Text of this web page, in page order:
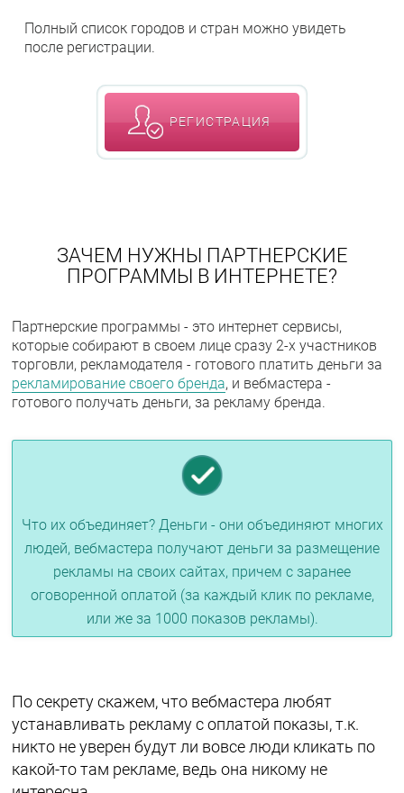
Полный список городов и стран можно увидеть
после регистрации.
РЕГИСТРАЦИЯ
ЗАЧЕМ НУЖНЫ ПАРТНЕРСКИЕ
ПРОГРАММЫ В ИНТЕРНЕТЕ?
Партнерские программы - это интернет сервисы,
которые собирают в своем лице сразу 2-х участников
торговли, рекламодателя - готового платить деньги за
рекламирование своего бренда, и вебмастера -
готового получать деньги, за рекламу бренда.
Что их объединяет? Деньги - они объединяют многих
людей, вебмастера получают деньги за размещение
рекламы на своих сайтах, причем с заранее
оговоренной оплатой (за каждый клик по рекламе,
или же за 1000 показов рекламы).
По секрету скажем, что вебмастера любят
устанавливать рекламу с оплатой показы, т.к.
никто не уверен будут ли вовсе люди кликать по
какой-то там рекламе, ведь она никому не